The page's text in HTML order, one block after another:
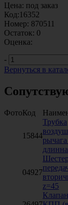
Цена: под заказ
Код:16352
Номер: 870511
Остаток: 0
Оценка:
-
Вернуться в
ФотоКод
15844
Трубка
04927
z=45